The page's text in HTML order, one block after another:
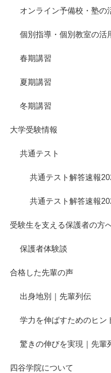
オンライン予備校・塾の
個別指導・個別教室の活
春期講習
夏期講習
冬期講習
大学受験情報
共通テスト
共通テスト解答速報
共通テスト解答速報
受験生を支える保護者の方
保護者体験談
合格した先輩の声
出身地別｜先輩列伝
学力を伸ばすためのヒン
驚きの伸びを実現｜先輩
四谷学院について